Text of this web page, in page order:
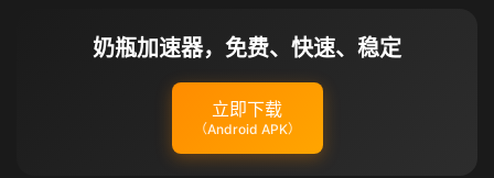
奶瓶加速器，免费、快速、稳定
立即下载
（Android APK）